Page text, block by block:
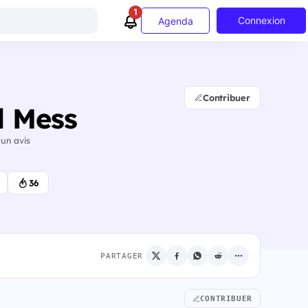
1
Agenda Connexion
avis
Contribuer
36
PARTAGER
CONTRIBUER